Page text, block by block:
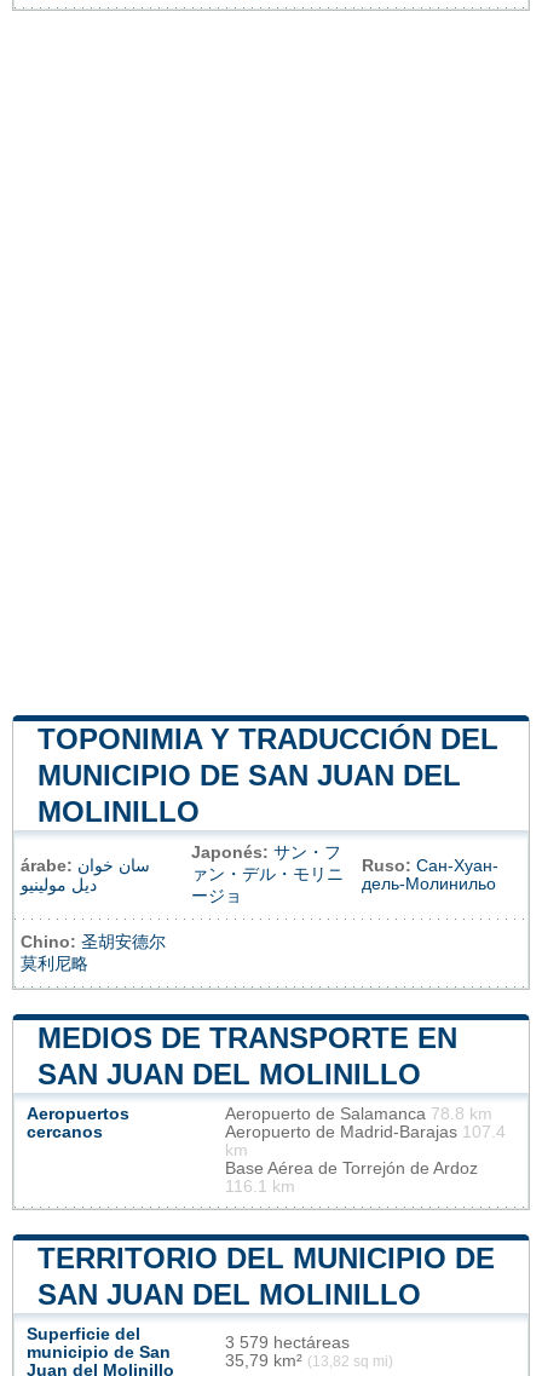
TOPONIMIA Y TRADUCCIÓN DEL
MUNICIPIO DE SAN JUAN DEL
MOLINILLO
árabe: سان خوان
ديل مولينيو
Japonés: サン・フ
ァン・デル・モリニ
ージョ
Ruso: Сан-Хуан-
дель-Молинильо
Chino: 圣胡安德尔
莫利尼略
MEDIOS DE TRANSPORTE EN
SAN JUAN DEL MOLINILLO
Aeropuertos
cercanos
Aeropuerto de Salamanca 78.8 km
Aeropuerto de Madrid-Barajas 107.4
km
Base Aérea de Torrejón de Ardoz
116.1 km
TERRITORIO DEL MUNICIPIO DE
SAN JUAN DEL MOLINILLO
Superficie del
municipio de San
Juan del Molinillo
3 579 hectáreas
35,79 km² (13,82 sq mi)